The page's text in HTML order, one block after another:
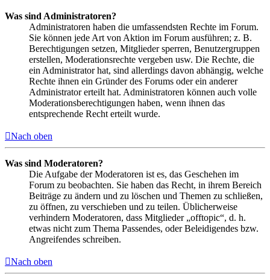
Was sind Administratoren?
Administratoren haben die umfassendsten Rechte im Forum.
Sie können jede Art von Aktion im Forum ausführen; z. B.
Berechtigungen setzen, Mitglieder sperren, Benutzergruppen
erstellen, Moderationsrechte vergeben usw. Die Rechte, die
ein Administrator hat, sind allerdings davon abhängig, welche
Rechte ihnen ein Gründer des Forums oder ein anderer
Administrator erteilt hat. Administratoren können auch volle
Moderationsberechtigungen haben, wenn ihnen das
entsprechende Recht erteilt wurde.
Nach oben
Was sind Moderatoren?
Die Aufgabe der Moderatoren ist es, das Geschehen im
Forum zu beobachten. Sie haben das Recht, in ihrem Bereich
Beiträge zu ändern und zu löschen und Themen zu schließen,
zu öffnen, zu verschieben und zu teilen. Üblicherweise
verhindern Moderatoren, dass Mitglieder „offtopic“, d. h.
etwas nicht zum Thema Passendes, oder Beleidigendes bzw.
Angreifendes schreiben.
Nach oben